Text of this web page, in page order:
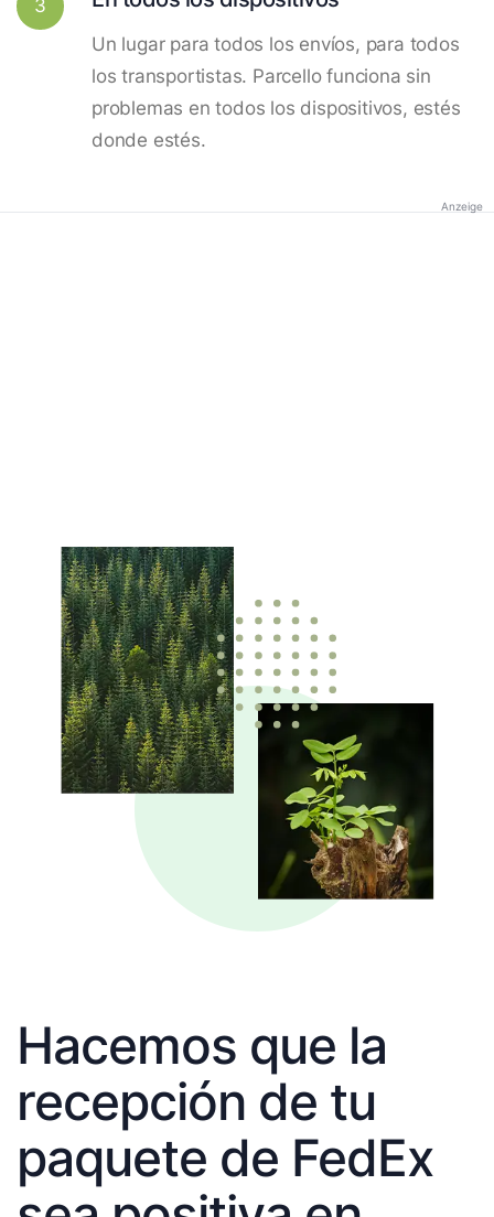
3
Un lugar para todos los envíos, para todos
los transportistas. Parcello funciona sin
problemas en todos los dispositivos, estés
donde estés.
Anzeige
Hacemos que la
recepción de tu
paquete de FedEx